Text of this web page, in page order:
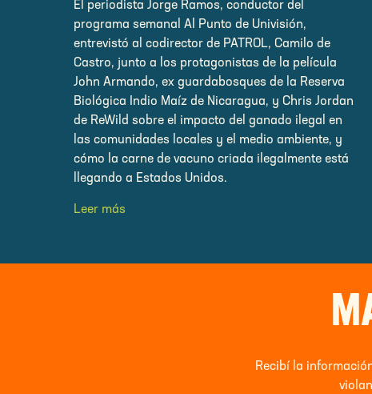
El periodista Jorge Ramos, conductor del
programa semanal Al Punto de Univisión,
entrevistó al codirector de PATROL, Camilo de
Castro, junto a los protagonistas de la película
John Armando, ex guardabosques de la Reserva
Biológica Indio Maíz de Nicaragua, y Chris Jordan
de ReWild sobre el impacto del ganado ilegal en
las comunidades locales y el medio ambiente, y
cómo la carne de vacuno criada ilegalmente está
llegando a Estados Unidos.
Leer más
Recibí la